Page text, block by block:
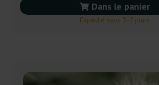
Dans le panier
Expédié sous 3-7 jours